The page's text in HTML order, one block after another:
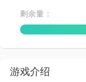
剩余量：
游戏介绍